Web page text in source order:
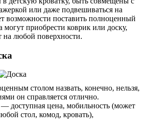
или даже подвешиваться на
возможности поставить полноценный
могут приобрести коврик или доску,
на любой поверхности.
столом назвать, конечно, нельзя,
он справляется отлично.
доступная цена, мобильность (может
стол, комод, кровать),